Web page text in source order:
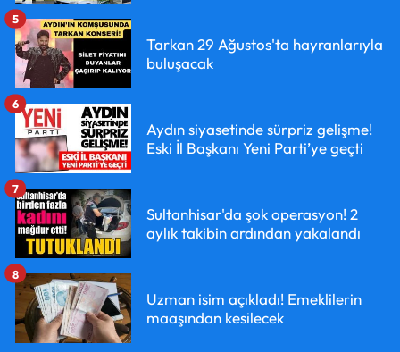
Tarkan 29 Ağustos'ta hayranlarıyla
buluşacak
5
Aydın siyasetinde sürpriz gelişme!
Eski İl Başkanı Yeni Parti’ye geçti
6
Sultanhisar'da şok operasyon! 2
aylık takibin ardından yakalandı
7
Uzman isim açıkladı! Emeklilerin
maaşından kesilecek
8